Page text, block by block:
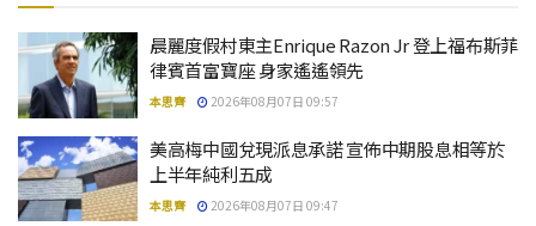
晨麗度假村東主Enrique Razon Jr 登上福布斯菲
律賓首富寶座 身家遙遙領先
本思齊 2026年08月07日 09:57
美高梅中國兌現派息承諾 宣佈中期股息相等於
上半年純利五成
本思齊 2026年08月07日 09:47